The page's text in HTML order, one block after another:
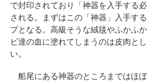
で封印されており「神器を入手する
される。まずはこの「神器」入手す
プとなる。高級そうな絨毯やふかふ
ビ達の血に塗れてしまうのは皮肉と
い。
船尾にある神器のところまではほ